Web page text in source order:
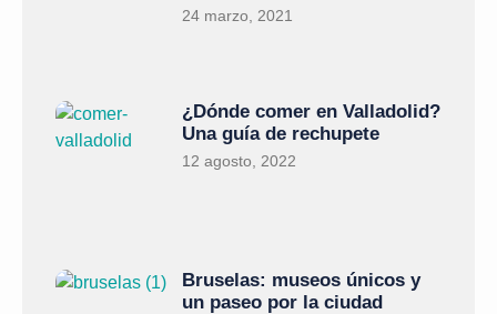
24 marzo, 2021
¿Dónde comer en Valladolid?
Una guía de rechupete
12 agosto, 2022
Bruselas: museos únicos y
un paseo por la ciudad